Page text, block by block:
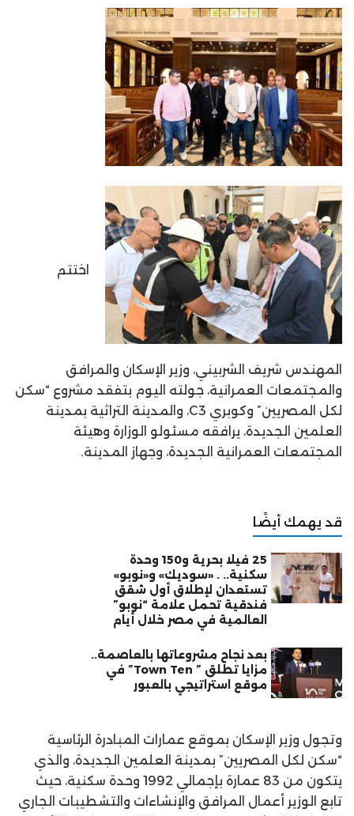
اختتم
المهندس شريف الشربيني، وزير الإسكان والمرافق
والمجتمعات العمرانية، جولته اليوم بتفقد مشروع “سكن
لكل المصريين” وكوبري C3، والمدينة التراثية بمدينة
العلمين الجديدة، يرافقه مسئولو الوزارة وهيئة
المجتمعات العمرانية الجديدة، وجهاز المدينة.
قد يهمك أيضًا
25 فيلا بحرية و150 وحدة
سكنية.. . «سوديك» و«نوبو»
تستعدان لإطلاق أول شقق
فندقية تحمل علامة “نوبو”
العالمية في مصر خلال أيام
بعد نجاح مشروعاتها بالعاصمة..
مزايا تطلق ” Town Ten” في
موقع استراتيجي بالعبور
وتجول وزير الإسكان بموقع عمارات المبادرة الرئاسية
“سكن لكل المصريين” بمدينة العلمين الجديدة، والذي
يتكون من 83 عمارة بإجمالي 1992 وحدة سكنية، حيث
تابع الوزير أعمال المرافق والإنشاءات والتشطيبات الجاري